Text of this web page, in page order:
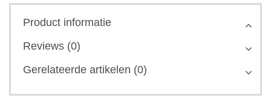
Product informatie
Reviews (0)
Gerelateerde artikelen (0)